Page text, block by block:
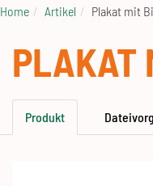
Home Artikel Plakat mit
PLAKAT
Produkt